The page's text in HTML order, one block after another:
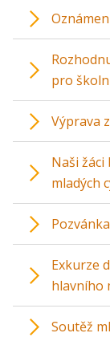
pro
Výprava
Naši
mladých
Pozvánka
Exkurze
hlavního
Soutěž